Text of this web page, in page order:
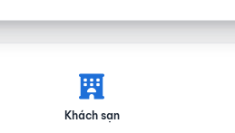
Khách sạn